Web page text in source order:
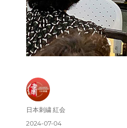
投
稿
日本刺繍 紅会
投
2024-07-04